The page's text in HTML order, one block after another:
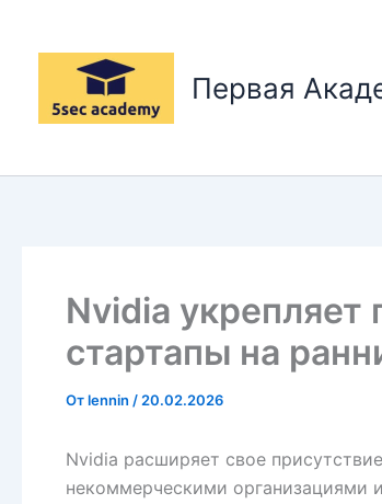
содержимому
Первая
Nvidia
стартапы на
Отlennin / 20.02.2026
Nvidia расширяет свое
некоммерческими организациями